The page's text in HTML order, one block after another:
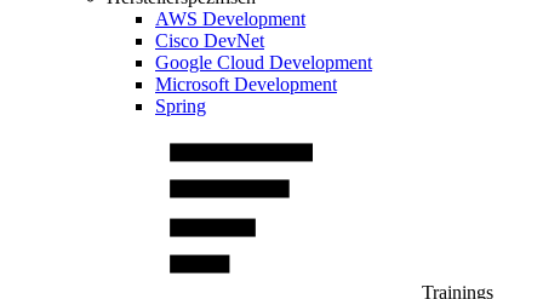
AWS Development
Cisco DevNet
Google Cloud Development
Microsoft Development
Spring
Trainings